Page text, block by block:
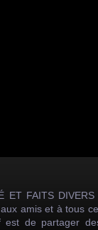
ET FAITS
amis et à tous
est de partager